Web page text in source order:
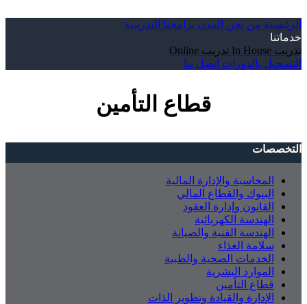
الرئيسية من نحن المدن برامجنا التدريبية
خدماتنا
تدريب In House
تدريب Online
التسجيل بالدورات إتصل بنا
قطاع التأمين
التخصصات
المحاسبة والإدارة المالية
البنوك والقطاع المالي
القانون وإدارة العقود
الهندسة الكهربائية
الهندسة الفنية والصيانة
سلامة الغذاء
الخدمات الصحية والطبية
الموارد البشرية
قطاع التأمين
الإدارة والقيادة وتطوير الذات